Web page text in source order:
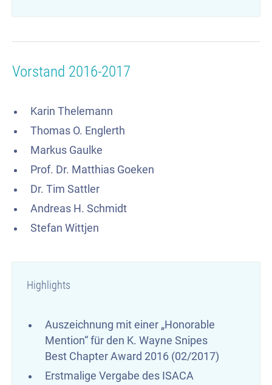
Vorstand 2016-2017
Karin Thelemann
Thomas O. Englerth
Markus Gaulke
Prof. Dr. Matthias Goeken
Dr. Tim Sattler
Andreas H. Schmidt
Stefan Wittjen
Highlights
Auszeichnung mit einer „Honorable
Mention“ für den K. Wayne Snipes
Best Chapter Award 2016 (02/2017)
Erstmalige Vergabe des ISACA